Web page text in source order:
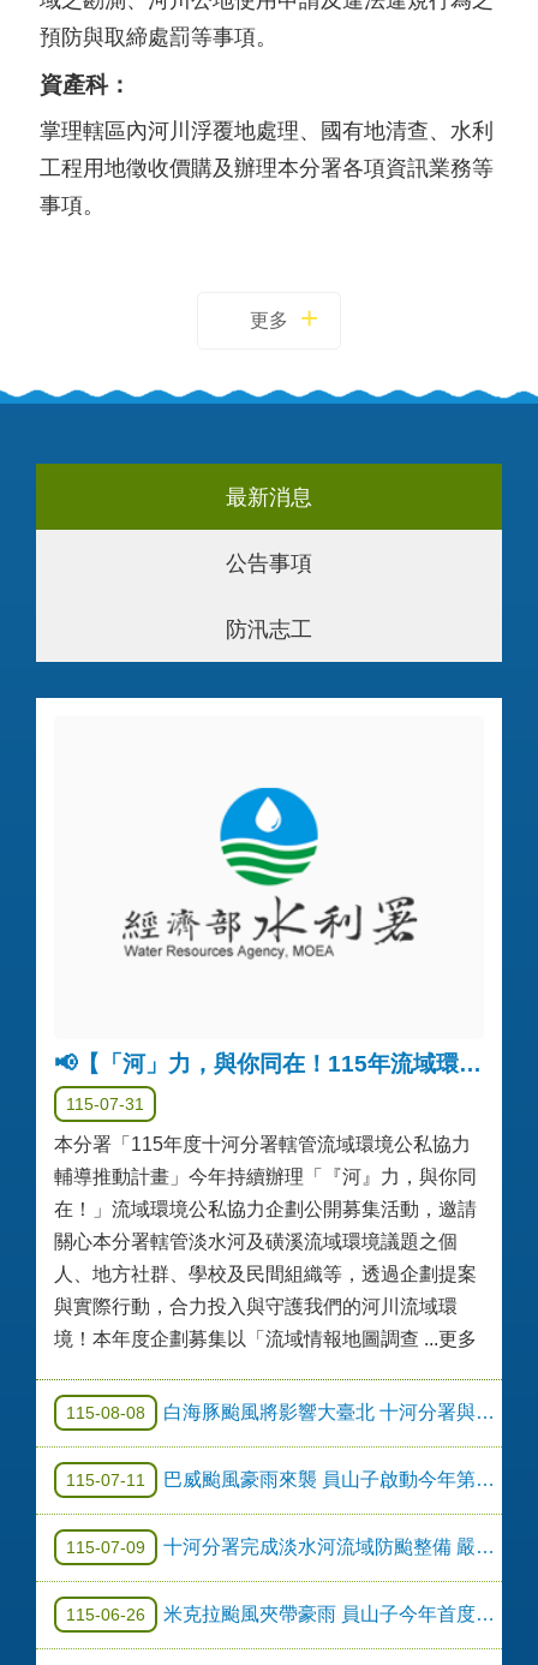
預防與取締處罰等事項。
資產科：
掌理轄區內河川浮覆地處理、國有地清查、水利
工程用地徵收價購及辦理本分署各項資訊業務等
事項。
更多
最新消息
公告事項
防汛志工
📢【「河」力，與你同在！115年流域環境公私協力企劃募集】入選名單公告
115-07-31
本分署「115年度十河分署轄管流域環境公私協力
輔導推動計畫」今年持續辦理「『河』力，與你同
在！」流域環境公私協力企劃公開募集活動，邀請
關心本分署轄管淡水河及磺溪流域環境議題之個
人、地方社群、學校及民間組織等，透過企劃提案
與實際行動，合力投入與守護我們的河川流域環
境！本年度企劃募集以「流域情報地圖調查 ...更多
115-08-08 白海豚颱風將影響大臺北 十河分署與地方政府攜手防汛守護民眾家園安全
115-07-11 巴威颱風豪雨來襲 員山子啟動今年第2次分洪 守護大臺北防洪安全
115-07-09 十河分署完成淡水河流域防颱整備 嚴陣以待巴威颱風
115-06-26 米克拉颱風夾帶豪雨 員山子今年首度分洪